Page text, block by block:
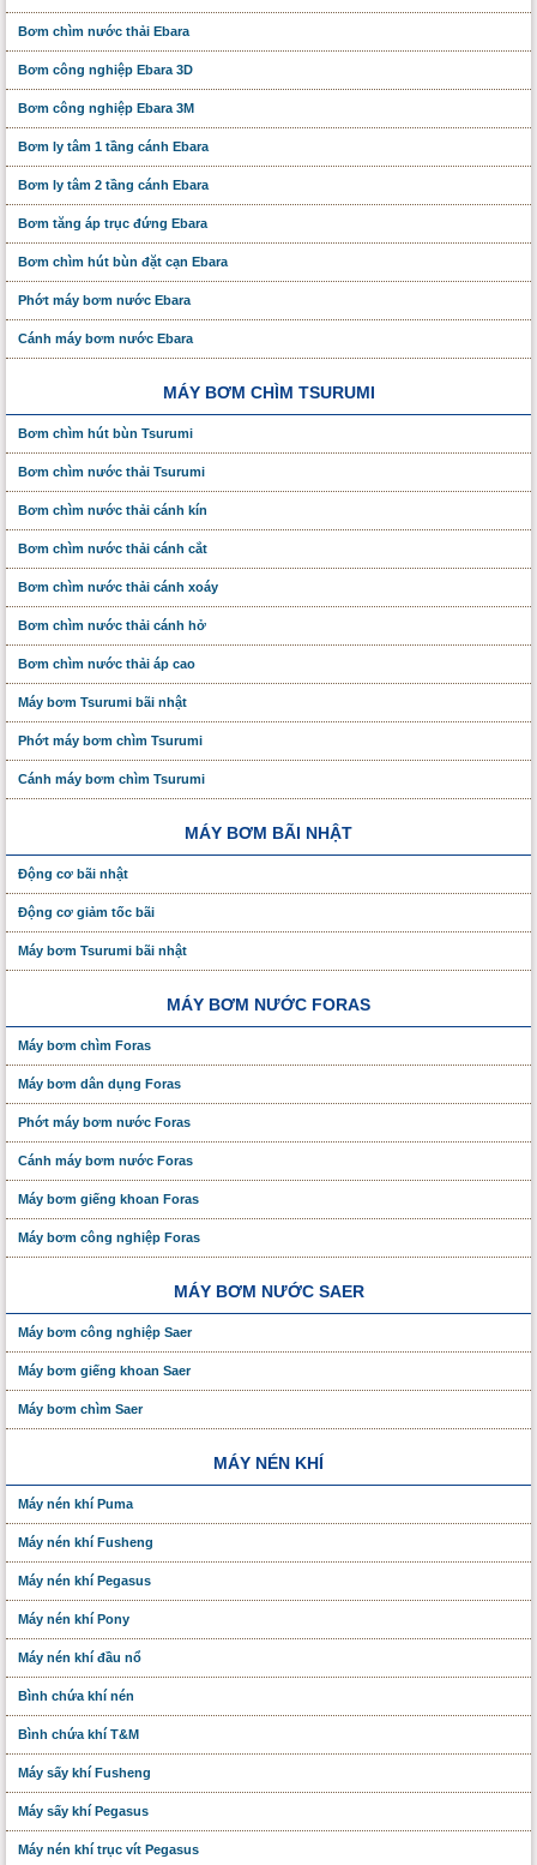
Bơm chìm nước thải Ebara
Bơm công nghiệp Ebara 3D
Bơm công nghiệp Ebara 3M
Bơm ly tâm 1 tầng cánh Ebara
Bơm ly tâm 2 tầng cánh Ebara
Bơm tăng áp trục đứng Ebara
Bơm chìm hút bùn đặt cạn Ebara
Phớt máy bơm nước Ebara
Cánh máy bơm nước Ebara
MÁY BƠM CHÌM TSURUMI
Bơm chìm hút bùn Tsurumi
Bơm chìm nước thải Tsurumi
Bơm chìm nước thải cánh kín
Bơm chìm nước thải cánh cắt
Bơm chìm nước thải cánh xoáy
Bơm chìm nước thải cánh hở
Bơm chìm nước thải áp cao
Máy bơm Tsurumi bãi nhật
Phớt máy bơm chìm Tsurumi
Cánh máy bơm chìm Tsurumi
MÁY BƠM BÃI NHẬT
Động cơ bãi nhật
Động cơ giảm tốc bãi
Máy bơm Tsurumi bãi nhật
MÁY BƠM NƯỚC FORAS
Máy bơm chìm Foras
Máy bơm dân dụng Foras
Phớt máy bơm nước Foras
Cánh máy bơm nước Foras
Máy bơm giếng khoan Foras
Máy bơm công nghiệp Foras
MÁY BƠM NƯỚC SAER
Máy bơm công nghiệp Saer
Máy bơm giếng khoan Saer
Máy bơm chìm Saer
MÁY NÉN KHÍ
Máy nén khí Puma
Máy nén khí Fusheng
Máy nén khí Pegasus
Máy nén khí Pony
Máy nén khí đầu nổ
Bình chứa khí nén
Bình chứa khí T&M
Máy sấy khí Fusheng
Máy sấy khí Pegasus
Máy nén khí trục vít Pegasus